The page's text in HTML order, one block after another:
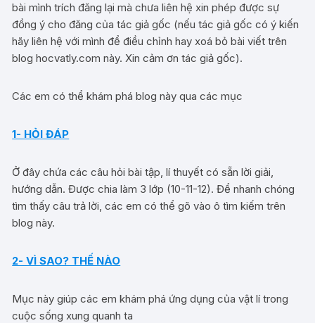
bài mình trích đăng lại mà chưa liên hệ xin phép được sự
đồng ý cho đăng của tác giả gốc (nếu tác giả gốc có ý kiến
hãy liên hệ với mình để điều chỉnh hay xoá bỏ bài viết trên
blog hocvatly.com này. Xin cảm ơn tác giả gốc).
Các em có thể khám phá blog này qua các mục
1- HỎI ĐÁP
Ở đây chứa các câu hỏi bài tập, lí thuyết có sẵn lời giải,
hướng dẫn. Được chia làm 3 lớp (10-11-12). Để nhanh chóng
tìm thấy câu trả lời, các em có thể gõ vào ô tìm kiếm trên
blog này.
2- VÌ SAO? THẾ NÀO
Mục này giúp các em khám phá ứng dụng của vật lí trong
cuộc sống xung quanh ta